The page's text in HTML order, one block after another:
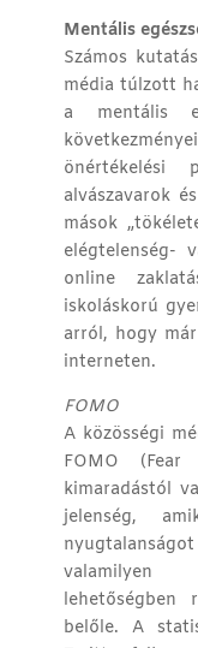
Mentális
Számos
média túlzott
a mentális
önértékelési
alvászavarok
mások
elégtelenség-
online
iskoláskorú
arról, hogy
interneten.
FOMO
A közösségi
FOMO
kimaradástól
jelenség,
valamilyen
lehetőségben
belőle. A